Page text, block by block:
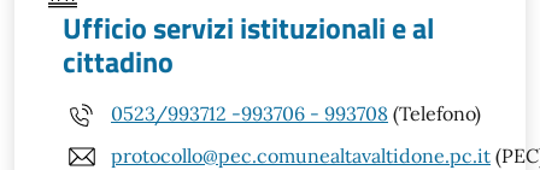
Ufficio servizi istituzionali e al
cittadino
0523/993712 -993706 - 993708 (Telefono)
protocollo@pec.comunealtavaltidone.pc.it